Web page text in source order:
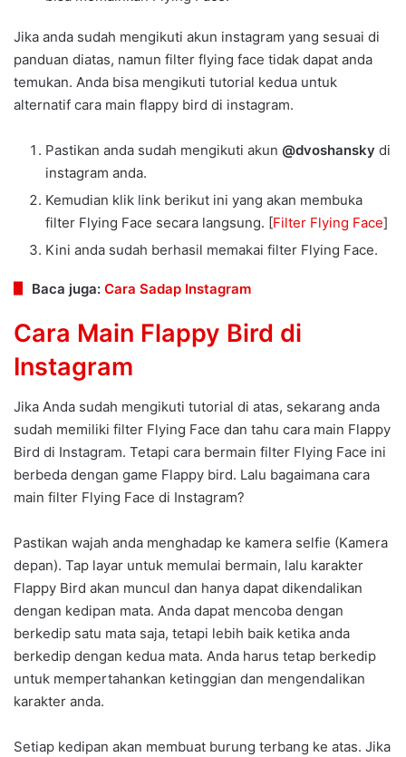
Jika anda sudah mengikuti akun instagram yang sesuai di
panduan diatas, namun filter flying face tidak dapat anda
temukan. Anda bisa mengikuti tutorial kedua untuk
alternatif cara main flappy bird di instagram.
Pastikan anda sudah mengikuti akun @dvoshansky di
instagram anda.
Kemudian klik link berikut ini yang akan membuka
filter Flying Face secara langsung. [Filter Flying Face]
Kini anda sudah berhasil memakai filter Flying Face.
Baca juga: Cara Sadap Instagram
Cara Main Flappy Bird di
Instagram
Jika Anda sudah mengikuti tutorial di atas, sekarang anda
sudah memiliki filter Flying Face dan tahu cara main Flappy
Bird di Instagram. Tetapi cara bermain filter Flying Face ini
berbeda dengan game Flappy bird. Lalu bagaimana cara
main filter Flying Face di Instagram?
Pastikan wajah anda menghadap ke kamera selfie (Kamera
depan). Tap layar untuk memulai bermain, lalu karakter
Flappy Bird akan muncul dan hanya dapat dikendalikan
dengan kedipan mata. Anda dapat mencoba dengan
berkedip satu mata saja, tetapi lebih baik ketika anda
berkedip dengan kedua mata. Anda harus tetap berkedip
untuk mempertahankan ketinggian dan mengendalikan
karakter anda.
Setiap kedipan akan membuat burung terbang ke atas. Jika